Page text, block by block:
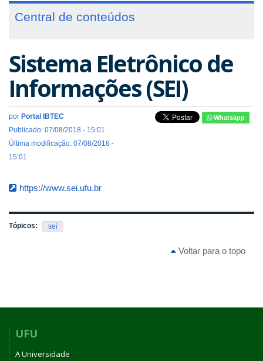
Central de conteúdos
Sistema Eletrônico de
Informações (SEI)
por Portal IBTEC
Publicado: 07/08/2018 - 15:01
Última modificação: 07/08/2018 -
15:01
Whatsapp
https://www.sei.ufu.br
Tópicos: sei
Voltar para o topo
UFU
A Universidade